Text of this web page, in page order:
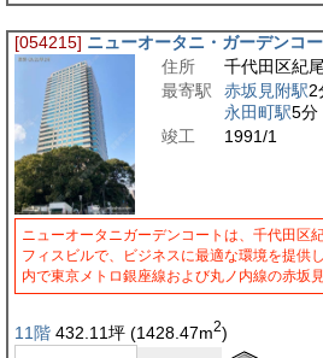
[054215] ニューオータニ・ガーデンコ
住所
千代田区紀
最寄駅
赤坂見附駅2
永田町駅5分
竣工
1991/1
ニューオータニガーデンコートは、千代田区
フィスビルで、ビジネスに最適な環境を提供
内で東京メトロ銀座線および丸ノ内線の赤坂
11階 432.11坪 (1428.47m2)